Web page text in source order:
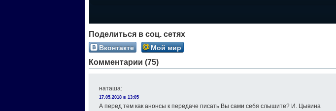
Поделиться в соц. сетях
Вконтакте Мой мир
Комментарии (75)
наташа:
17.05.2018 в 13:05
А перед тем как анонсы к передаче писать Вы сами себя слышите? И. Цывина